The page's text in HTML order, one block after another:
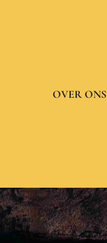
OVER ONS